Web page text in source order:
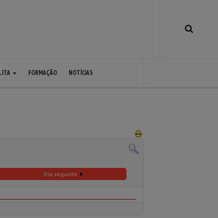
FORMAÇÃO NOTÍCIAS
Dia seguinte